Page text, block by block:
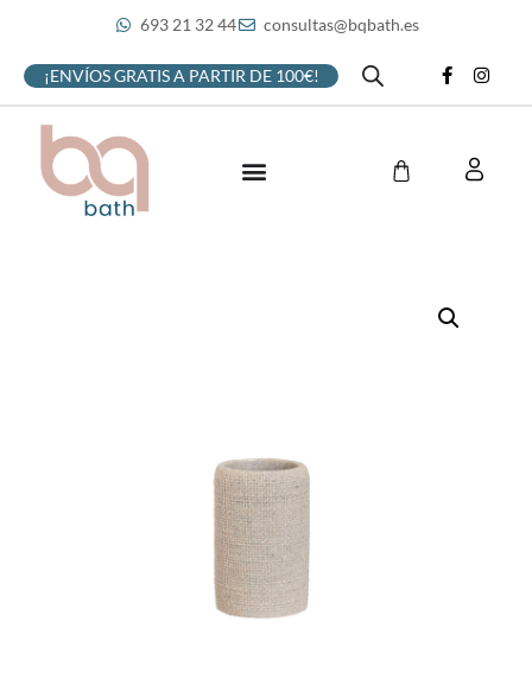
693 21 32 44 consultas@bqbath.es
¡ENVÍOS GRATIS A PARTIR DE 100€!